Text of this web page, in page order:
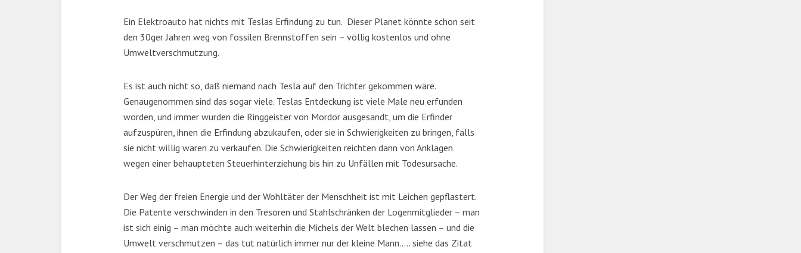
Ein Elektroauto hat nichts mit Teslas Erfindung zu tun. Dieser Planet könnte schon seit
den 30ger Jahren weg von fossilen Brennstoffen sein – völlig kostenlos und ohne
Umweltverschmutzung.
Es ist auch nicht so, daß niemand nach Tesla auf den Trichter gekommen wäre.
Genaugenommen sind das sogar viele. Teslas Entdeckung ist viele Male neu erfunden
worden, und immer wurden die Ringgeister von Mordor ausgesandt, um die Erfinder
aufzuspüren, ihnen die Erfindung abzukaufen, oder sie in Schwierigkeiten zu bringen, falls
sie nicht willig waren zu verkaufen. Die Schwierigkeiten reichten dann von Anklagen
wegen einer behaupteten Steuerhinterziehung bis hin zu Unfällen mit Todesursache.
Der Weg der freien Energie und der Wohltäter der Menschheit ist mit Leichen gepflastert.
Die Patente verschwinden in den Tresoren und Stahlschränken der Logenmitglieder – man
ist sich einig – man möchte auch weiterhin die Michels der Welt blechen lassen – und die
Umwelt verschmutzen – das tut natürlich immer nur der kleine Mann….. siehe das Zitat